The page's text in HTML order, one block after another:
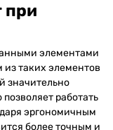
при
элементами
таких элементов
значительно
работать
эргономичным
более точным и